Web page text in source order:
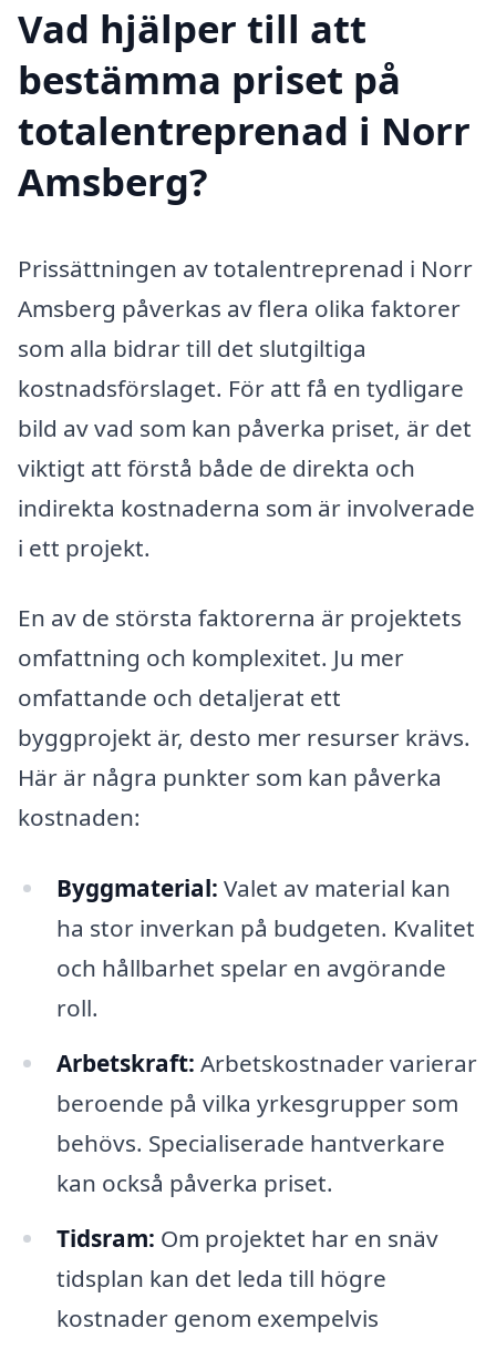
Vad hjälper till att
bestämma priset på
totalentreprenad i Norr
Amsberg?
Prissättningen av totalentreprenad i Norr
Amsberg påverkas av flera olika faktorer
som alla bidrar till det slutgiltiga
kostnadsförslaget. För att få en tydligare
bild av vad som kan påverka priset, är det
viktigt att förstå både de direkta och
indirekta kostnaderna som är involverade
i ett projekt.
En av de största faktorerna är projektets
omfattning och komplexitet. Ju mer
omfattande och detaljerat ett
byggprojekt är, desto mer resurser krävs.
Här är några punkter som kan påverka
kostnaden:
Byggmaterial: Valet av material kan
ha stor inverkan på budgeten. Kvalitet
och hållbarhet spelar en avgörande
roll.
Arbetskraft: Arbetskostnader varierar
beroende på vilka yrkesgrupper som
behövs. Specialiserade hantverkare
kan också påverka priset.
Tidsram: Om projektet har en snäv
tidsplan kan det leda till högre
kostnader genom exempelvis